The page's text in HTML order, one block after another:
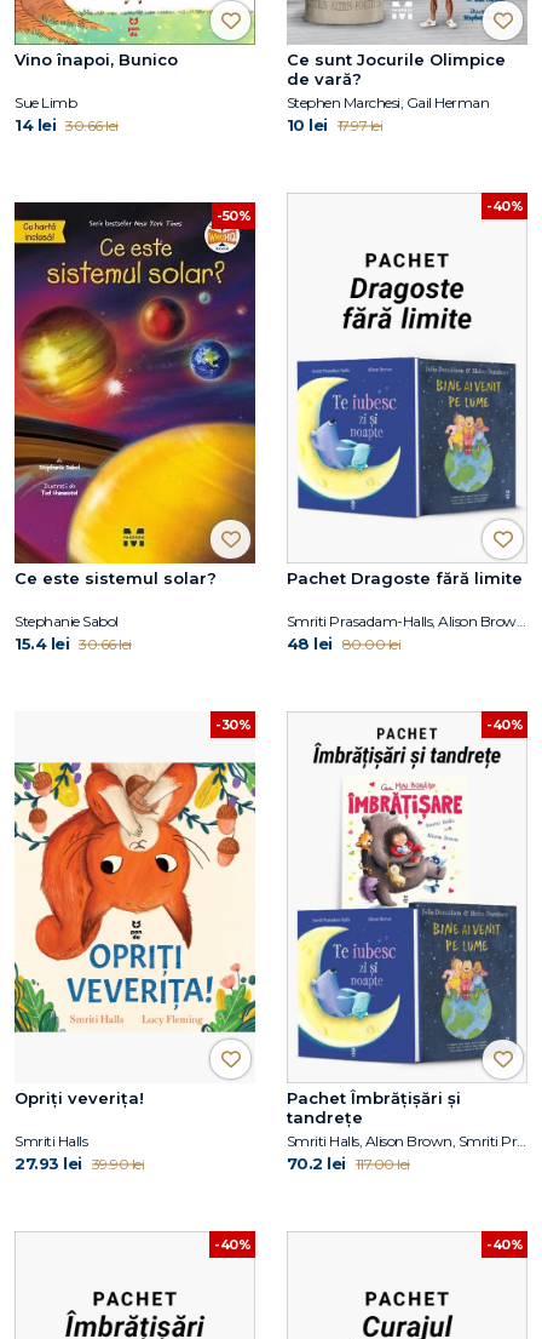
Vino înapoi, Bunico
Sue Limb
14 lei 30.66 lei
Ce sunt Jocurile Olimpice
de vară?
Stephen Marchesi, Gail Herman
10 lei 17.97 lei
-50%
Ce este sistemul solar?
Stephanie Sabol
15.4 lei 30.66 lei
-40%
Pachet Dragoste fără limite
Smriti Prasadam-Halls, Alison Brown, Julia Donaldson
48 lei 80.00 lei
-30%
Opriți veverița!
Smriti Halls
27.93 lei 39.90 lei
-40%
Pachet Îmbrățișări și
tandrețe
Smriti Halls, Alison Brown, Smriti Prasadam-Halls, Julia Donaldson
70.2 lei 117.00 lei
-40% -40%